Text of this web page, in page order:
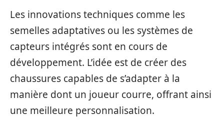
Les innovations techniques comme les
semelles adaptatives ou les systèmes de
capteurs intégrés sont en cours de
développement. L’idée est de créer des
chaussures capables de s’adapter à la
manière dont un joueur courre, offrant ainsi
une meilleure personnalisation.